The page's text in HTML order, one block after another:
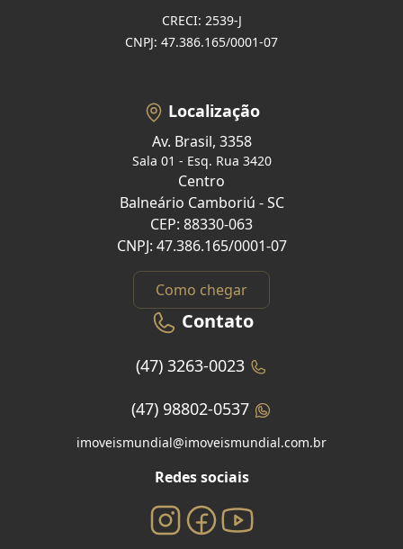
CRECI: 2539-J
CNPJ: 47.386.165/0001-07
Localização
Av. Brasil, 3358
Sala 01 - Esq. Rua 3420
Centro
Balneário Camboriú - SC
CEP: 88330-063
CNPJ: 47.386.165/0001-07
Como chegar
Contato
(47) 3263-0023
(47) 98802-0537
imoveismundial@imoveismundial.com.br
Redes sociais